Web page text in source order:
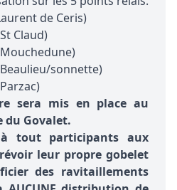
de Ceris)
Claud)
sonnette)
sera mis en place au
du Govalet.
à tout participants aux
leur propre gobelet
des ravitaillements